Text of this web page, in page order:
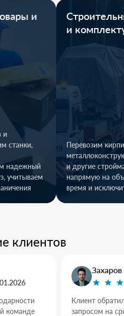
и
и
станки,
надежный
учитываем
и
Перевозим
и другие
напрямую на
время и
клиентов
команде
Клиент
запросом на